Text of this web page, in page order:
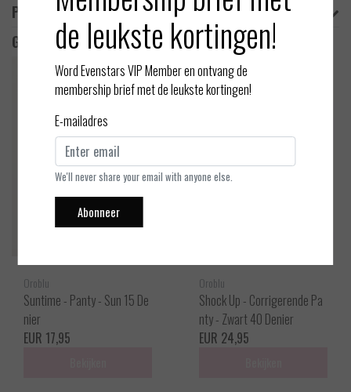
Product informatie
Gerelateerde producten
Oroblu
Suntime - Panty - Sun 15 De
nier
EUR 17,95
Oroblu
Shock Up - Corrigerende Pa
nty - Zwart 40 Denier
EUR 24,95
de leukste kortingen!
Word Evenstars VIP Member en ontvang de
membership brief met de leukste kortingen!
E-mailadres
We'll never share your email with anyone else.
Abonneer